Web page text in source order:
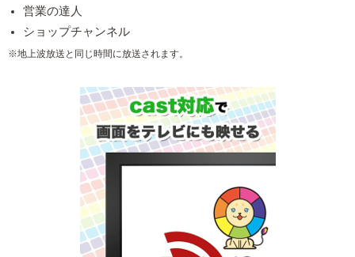
営業の達人
ショップチャンネル
※地上波放送と同じ時間に放送されます。